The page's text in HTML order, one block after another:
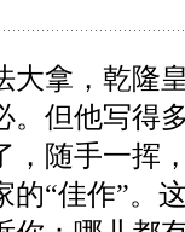
大拿，乾隆
。但他写得
，随手一挥
的“佳作”。